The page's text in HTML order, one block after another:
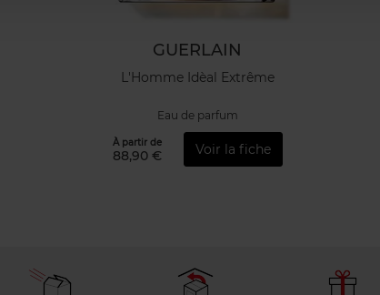
GUERLAIN
L'Homme Idèal Extrême
Eau de parfum
À partir de
88,90 € Voir la fiche